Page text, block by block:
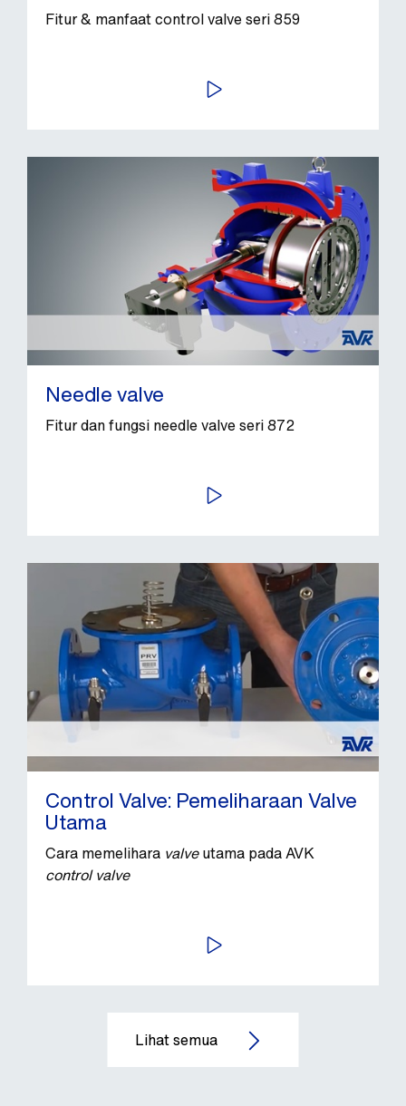
Fitur & manfaat control valve seri 859
PUTAR VIDEO
Needle valve
Fitur dan fungsi needle valve seri 872
PUTAR VIDEO
Control Valve: Pemeliharaan Valve
Utama
Cara memelihara valveutama pada AVK
control valve
PUTAR VIDEO